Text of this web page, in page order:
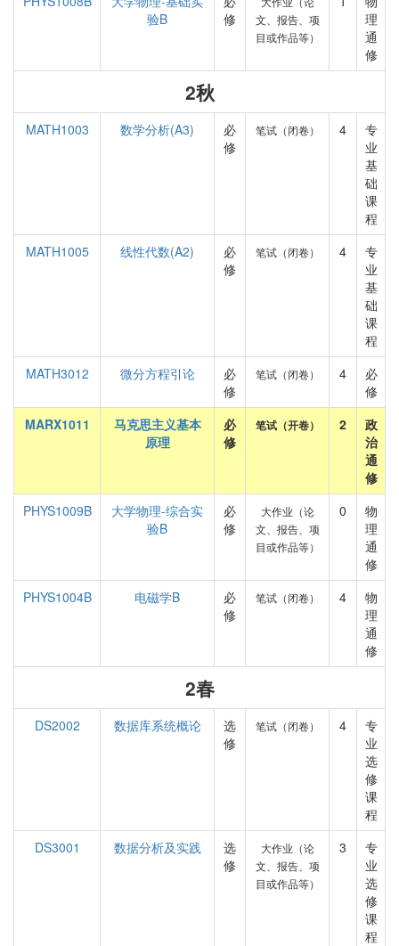
验B
修
文、报告、项
目或作品等）
理
通
修
2秋
MATH1003 数学分析(A3)
必
修
笔试（闭卷） 4
专
业
基
础
课
程
MATH1005
线性代数(A2)
必
修
笔试（闭卷） 4
专
业
基
础
课
程
MATH3012
微分方程引论
必
修
笔试（闭卷） 4
必
修
MARX1011
马克思主义基本
原理
必
修
笔试（开卷） 2
政
治
通
修
PHYS1009B
大学物理-综合实
验B
必
修
大作业（论
文、报告、项
目或作品等）
0
物
理
通
修
PHYS1004B
电磁学B
必
修
笔试（闭卷） 4
物
理
通
修
2春
DS2002 数据库系统概论
选
修
笔试（闭卷） 4
专
业
选
修
课
程
DS3001
数据分析及实践
选
修
大作业（论
文、报告、项
目或作品等）
3
专
业
选
修
课
程